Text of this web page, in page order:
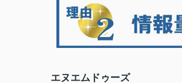
エヌエムドゥーズ